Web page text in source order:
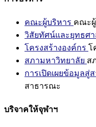
คณะผู้บริหาร คณะ
วิสัยทัศน์และยุทธศา
โครงสร้างองค์กร โ
สภามหาวิทยาลัย ส
การเปิดเผยข้อมูลสู่
สาธารณะ
บริจาคให้จุฬาฯ